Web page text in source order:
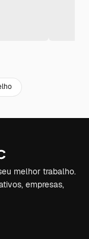
melhor trabalho.
empresas,